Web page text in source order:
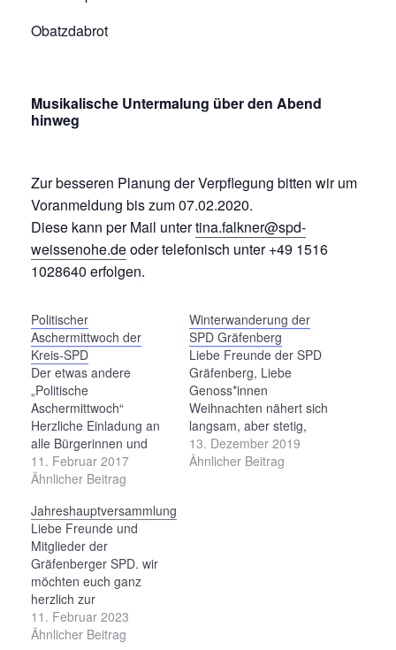
Obatzdabrot
Musikalische Untermalung über den Abend
hinweg
Zur besseren Planung der Verpflegung bitten wir um
Voranmeldung bis zum 07.02.2020.
Diese kann per Mail untertina.falkner@spd-
weissenohe.deoder telefonisch unter +49 1516
1028640 erfolgen.
Politischer
Aschermittwoch der
Kreis-SPD
Der etwas andere
„Politische
Aschermittwoch“
Herzliche Einladung an
alle Bürgerinnen und
Bürger zum 8.
Politischen
dem Motto: „Wir kennen
keine Grenzen!“ Wann:
Mittwoch, 01.03.2017,
19.00 Uhr Wo:
Gasthaus Sponsel
Neben Sketcheinlagen
und politischem Kabarett
über kommunale,
11. Februar 2017
Ähnlicher Beitrag
Winterwanderung der
SPD Gräfenberg
Liebe Freunde der SPD
Gräfenberg, Liebe
Genoss*innen
Weihnachten nähert sich
langsam, aber stetig,
und damit ist es wieder
Zeit für unsere
13. Dezember 2019
Ähnlicher Beitrag
Jahreshauptversammlung
Liebe Freunde und
Mitglieder der
Gräfenberger SPD. wir
möchten euch ganz
herzlich zur
Jahreshauptversammlung
der Gräfenberger SPD
11. Februar 2023
Ähnlicher Beitrag